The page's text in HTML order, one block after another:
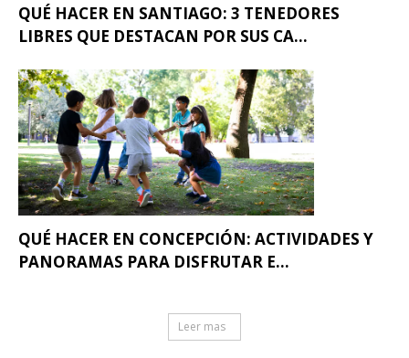
QUÉ HACER EN SANTIAGO: 3 TENEDORES
LIBRES QUE DESTACAN POR SUS CA...
QUÉ HACER EN CONCEPCIÓN: ACTIVIDADES Y
PANORAMAS PARA DISFRUTAR E...
Leer mas